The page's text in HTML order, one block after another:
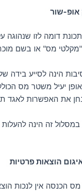
שור
דומה לזו
מס" או בשם
הינה לסייע בידה
יעיל משטר מס
את האפשרות לאגד
זה הינה
הוצאות פרטיות
הכנסה אין לנכות